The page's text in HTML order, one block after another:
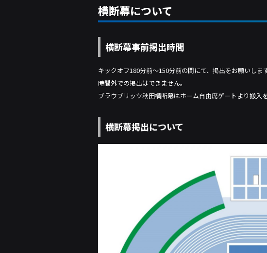
横断幕について
横断幕事前掲出時間
キックオフ180分前〜150分前の間にて、掲出をお願いします
時間外での掲出はできません。
ブラウブリッツ秋田横断幕はホーム自由席ゲートより搬
横断幕掲出について